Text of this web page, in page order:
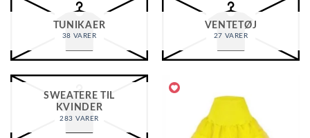
TUNIKAER
38 VARER
VENTETØJ
27 VARER
SWEATERE TIL
KVINDER
283 VARER